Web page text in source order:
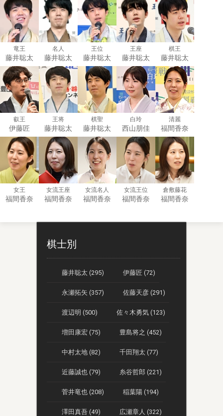
竜王
藤井聡太
名人
藤井聡太
王位
藤井聡太
王座
藤井聡太
棋王
藤井聡太
叡王
伊藤匠
王将
藤井聡太
棋聖
藤井聡太
白玲
西山朋佳
清麗
福間香奈
女王
福間香奈
女流王座
福間香奈
女流名人
福間香奈
女流王位
福間香奈
倉敷藤花
福間香奈
棋士別
藤井聡太 (295) 伊藤匠 (72)
永瀬拓矢 (357) 佐藤天彦 (291)
渡辺明 (500) 佐々木勇気 (123)
増田康宏 (75) 豊島将之 (452)
中村太地 (82) 千田翔太 (77)
近藤誠也 (79) 糸谷哲郎 (221)
菅井竜也 (208) 稲葉陽 (194)
澤田真吾 (49) 広瀬章人 (322)